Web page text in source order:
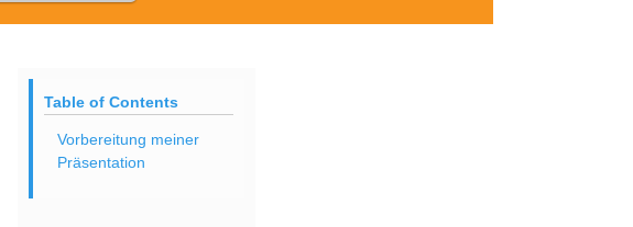
Table of Contents
Vorbereitung meiner
Präsentation